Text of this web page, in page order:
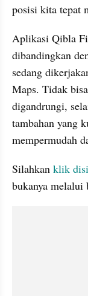
posisi kita tepat
Aplikasi Qibla
dibandingkan
sedang
Maps. Tidak
digandrungi,
tambahan yang
mempermudah
Silahkan klik
bukanya melalui